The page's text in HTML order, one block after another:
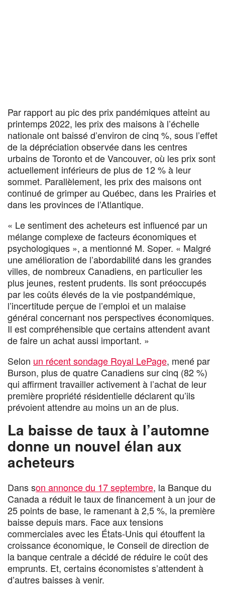
Par rapport au pic des prix pandémiques atteint au
printemps 2022, les prix des maisons à l’échelle
nationale ont baissé d’environ de cinq %, sous l’effet
de la dépréciation observée dans les centres
urbains de Toronto et de Vancouver, où les prix sont
actuellement inférieurs de plus de 12 % à leur
sommet. Parallèlement, les prix des maisons ont
continué de grimper au Québec, dans les Prairies et
dans les provinces de l’Atlantique.
« Le sentiment des acheteurs est influencé par un
mélange complexe de facteurs économiques et
psychologiques », a mentionné M. Soper. « Malgré
une amélioration de l’abordabilité dans les grandes
villes, de nombreux Canadiens, en particulier les
plus jeunes, restent prudents. Ils sont préoccupés
par les coûts élevés de la vie postpandémique,
l’incertitude perçue de l’emploi et un malaise
général concernant nos perspectives économiques.
Il est compréhensible que certains attendent avant
de faire un achat aussi important. »
Selon un récent sondage Royal LePage, mené par
Burson, plus de quatre Canadiens sur cinq (82 %)
qui affirment travailler activement à l’achat de leur
première propriété résidentielle déclarent qu’ils
prévoient attendre au moins un an de plus.
La baisse de taux à l’automne
donne un nouvel élan aux
acheteurs
Dans son annonce du 17 septembre, la Banque du
Canada a réduit le taux de financement à un jour de
25 points de base, le ramenant à 2,5 %, la première
baisse depuis mars. Face aux tensions
commerciales avec les États-Unis qui étouffent la
croissance économique, le Conseil de direction de
la banque centrale a décidé de réduire le coût des
emprunts. Et, certains économistes s’attendent à
d’autres baisses à venir.